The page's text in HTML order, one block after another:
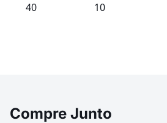
40 10
Compre Junto